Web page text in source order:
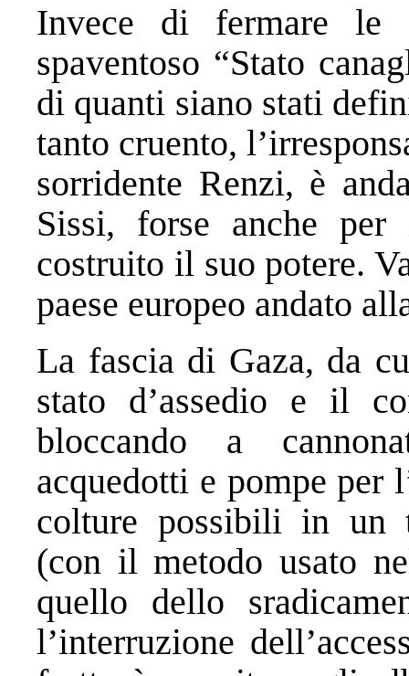
Invece di fermare le
spaventoso “Stato
di quanti siano stati
tanto cruento,
sorridente Renzi, è
Sissi, forse anche
costruito il suo potere.
paese europeo andato
La fascia di Gaza, da
stato d’assedio e il
bloccando a
acquedotti e pompe per
colture possibili in un
(con il metodo usato
quello dello
l’interruzione